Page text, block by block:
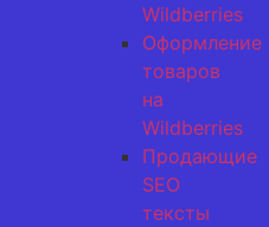
Wildberries
Оформление
товаров
на
Wildberries
Продающие
SEO
тексты